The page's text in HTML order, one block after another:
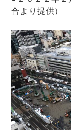
合より提供）